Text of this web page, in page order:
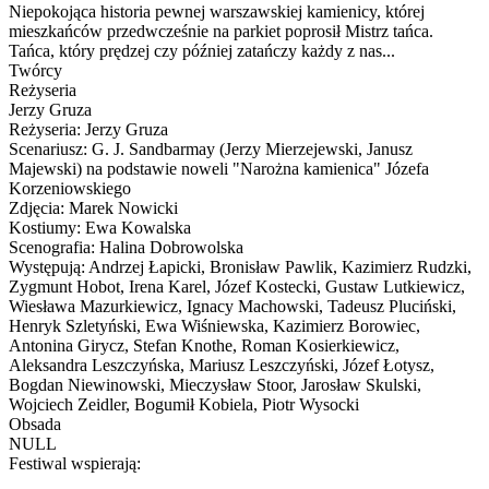
Niepokojąca historia pewnej warszawskiej kamienicy, której
mieszkańców przedwcześnie na parkiet poprosił Mistrz tańca.
Tańca, który prędzej czy później zatańczy każdy z nas...
Twórcy
Reżyseria
Jerzy Gruza
Reżyseria: Jerzy Gruza
Scenariusz: G. J. Sandbarmay (Jerzy Mierzejewski, Janusz
Majewski) na podstawie noweli "Narożna kamienica" Józefa
Korzeniowskiego
Zdjęcia: Marek Nowicki
Kostiumy: Ewa Kowalska
Scenografia: Halina Dobrowolska
Występują: Andrzej Łapicki, Bronisław Pawlik, Kazimierz Rudzki,
Zygmunt Hobot, Irena Karel, Józef Kostecki, Gustaw Lutkiewicz,
Wiesława Mazurkiewicz, Ignacy Machowski, Tadeusz Pluciński,
Henryk Szletyński, Ewa Wiśniewska, Kazimierz Borowiec,
Antonina Girycz, Stefan Knothe, Roman Kosierkiewicz,
Aleksandra Leszczyńska, Mariusz Leszczyński, Józef Łotysz,
Bogdan Niewinowski, Mieczysław Stoor, Jarosław Skulski,
Wojciech Zeidler, Bogumił Kobiela, Piotr Wysocki
Obsada
NULL
Festiwal wspierają: